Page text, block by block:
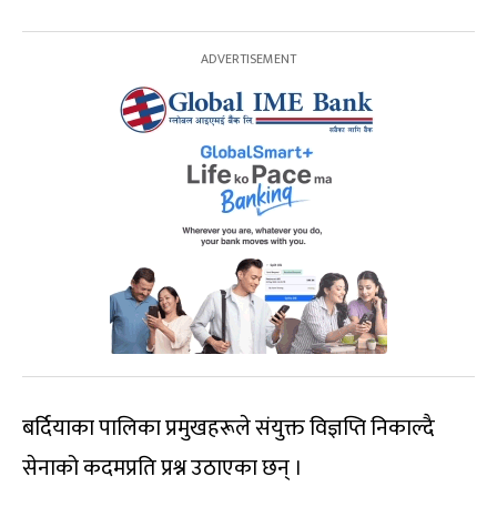
बर्दियाका पालिका प्रमुखहरूले संयुक्त विज्ञप्ति निकाल्दै
सेनाको कदमप्रति प्रश्न उठाएका छन् ।